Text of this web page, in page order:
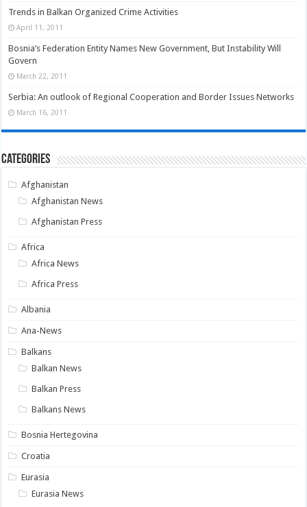
Trends in Balkan Organized Crime Activities
April 11, 2011
Bosnia’s Federation Entity Names New Government, But Instability Will
Govern
March 22, 2011
Serbia: An outlook of Regional Cooperation and Border Issues Networks
March 16, 2011
Categories
Afghanistan
Afghanistan News
Afghanistan Press
Africa
Africa News
Africa Press
Albania
Ana-News
Balkans
Balkan News
Balkan Press
Balkans News
Bosnia Hertegovina
Croatia
Eurasia
Eurasia News